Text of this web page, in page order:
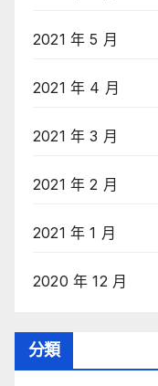
2021 年 5 月
2021 年 4 月
2021 年 3 月
2021 年 2 月
2021 年 1 月
2020 年 12 月
分類